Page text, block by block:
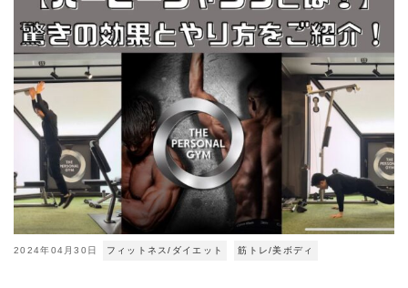
2024年04月30日 フィットネス/ダイエット 筋トレ/美ボディ